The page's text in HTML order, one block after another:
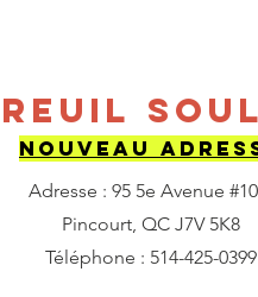
NOUVEAU
Adresse : 95 5e Avenue
Pincourt, QC J7V 5K8
Téléphone : 514-425-0399